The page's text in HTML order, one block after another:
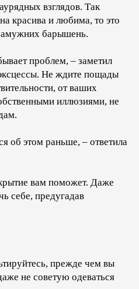
взглядов. Так
красива и любима, то это
барышень.
проблем, – заметил
Не ждите пощады
от ваших
иллюзиями, не
об этом раньше, – ответила
вам поможет. Даже
себе, предугадав
прежде чем вы
не советую одеваться